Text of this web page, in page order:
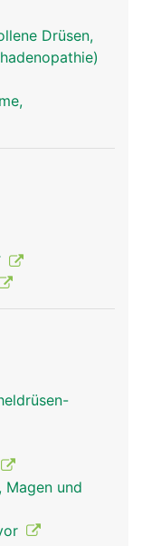
Drüsen,
Magen und